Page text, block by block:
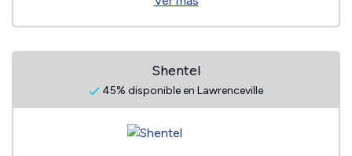
Shentel
45% disponible en Lawrenceville